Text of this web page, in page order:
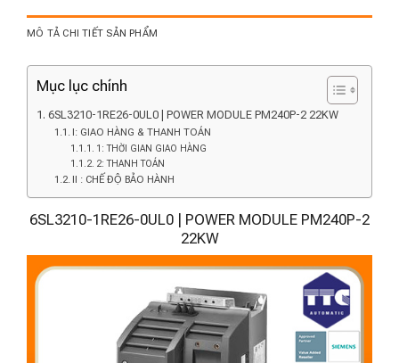
MÔ TẢ CHI TIẾT SẢN PHẨM
Mục lục chính
6SL3210-1RE26-0UL0 | POWER MODULE PM240P-2 22KW
I: GIAO HÀNG & THANH TOÁN
1: THỜI GIAN GIAO HÀNG
2: THANH TOÁN
II : CHẾ ĐỘ BẢO HÀNH
6SL3210-1RE26-0UL0 | POWER MODULE PM240P-2
22KW